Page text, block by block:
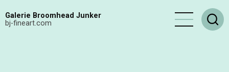
auGalerie Broomhead Junker
bj-fineart.com